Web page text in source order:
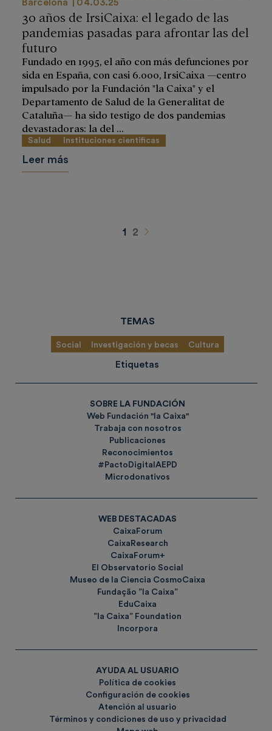
Barcelona 04.03.25
30 años de IrsiCaixa: el legado de las
pandemias pasadas para afrontar las del
futuro
Fundado en 1995, el año con más defunciones por
sida en España, con casi 6.000, IrsiCaixa —centro
impulsado por la Fundación "la Caixa" y el
Departamento de Salud de la Generalitat de
Cataluña— ha sido testigo de dos pandemias
devastadoras: la del ...
Salud Instituciones cientificas
Leer más
1 2
TEMAS
Social Investigación y becas Cultura
Etiquetas
SOBRE LA FUNDACIÓN
Web Fundación "la Caixa"
Trabaja con nosotros
Publicaciones
Reconocimientos
#PactoDigitalAEPD
Microdonativos
WEB DESTACADAS
CaixaForum
CaixaResearch
CaixaForum+
El Observatorio Social
Museo de la Ciencia CosmoCaixa
Fundação ”la Caixa”
EduCaixa
”la Caixa” Foundation
Incorpora
AYUDA AL USUARIO
Política de cookies
Configuración de cookies
Atención al usuario
Términos y condiciones de uso y privacidad